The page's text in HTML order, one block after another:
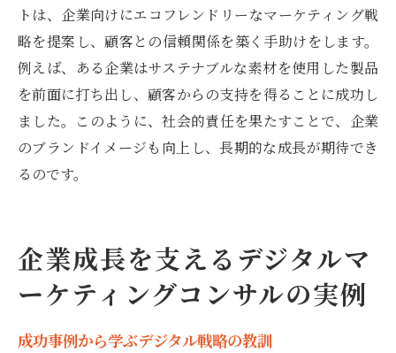
トは、企業向けにエコフレンドリーなマーケティング戦
略を提案し、顧客との信頼関係を築く手助けをします。
例えば、ある企業はサステナブルな素材を使用した製品
を前面に打ち出し、顧客からの支持を得ることに成功し
ました。このように、社会的責任を果たすことで、企業
のブランドイメージも向上し、長期的な成長が期待でき
るのです。
企業成長を支えるデジタルマ
ーケティングコンサルの実例
成功事例から学ぶデジタル戦略の教訓